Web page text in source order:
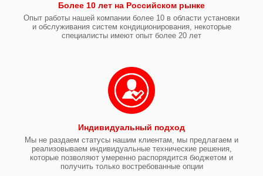
Более 10 лет на Российском рынке
Опыт работы нашей компании более 10 в области установки
и обслуживания систем кондиционирования, некоторые
специалисты имеют опыт более 20 лет
Индивидуальный подход
Мы не раздаем статусы нашим клиентам, мы предлагаем и
реализовываем индивидуальные технические решения,
которые позволяют умеренно распорядится бюджетом и
получить только востребованные опции